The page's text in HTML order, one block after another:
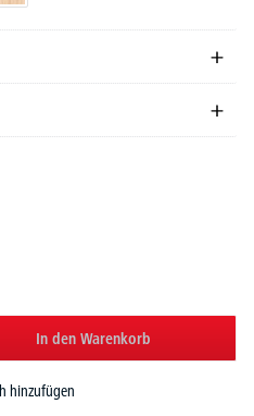
In den Warenkorb
hinzufügen